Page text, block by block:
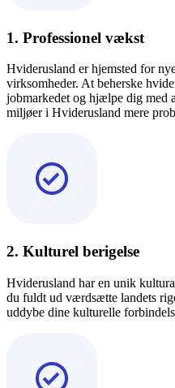
1. Professionel vækst
Hviderusland er hjemsted for
virksomheder. At beherske
jobmarkedet og hjælpe dig med
miljøer i Hviderusland mere
2. Kulturel berigelse
Hviderusland har en unik
du fuldt ud værdsætte landets
uddybe dine kulturelle